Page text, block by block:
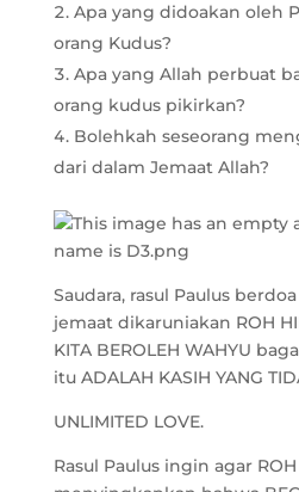
Apa yang didoakan oleh
orang Kudus?
Apa yang Allah perbuat
orang kudus pikirkan?
Bolehkah seseorang
dari dalam Jemaat Allah?
Saudara, rasul Paulus
jemaat dikaruniakan ROH
KITA BEROLEH WAHYU
itu ADALAH KASIH YANG
UNLIMITED LOVE.
Rasul Paulus ingin agar